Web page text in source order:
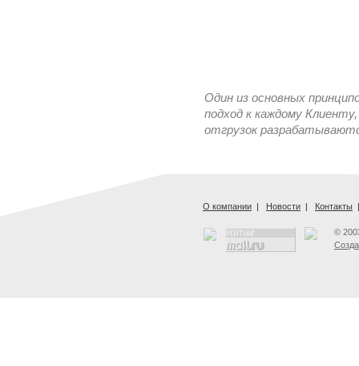
Один из основных
подход к каждому
отгрузок
О компании | Новости | Контакты |
©